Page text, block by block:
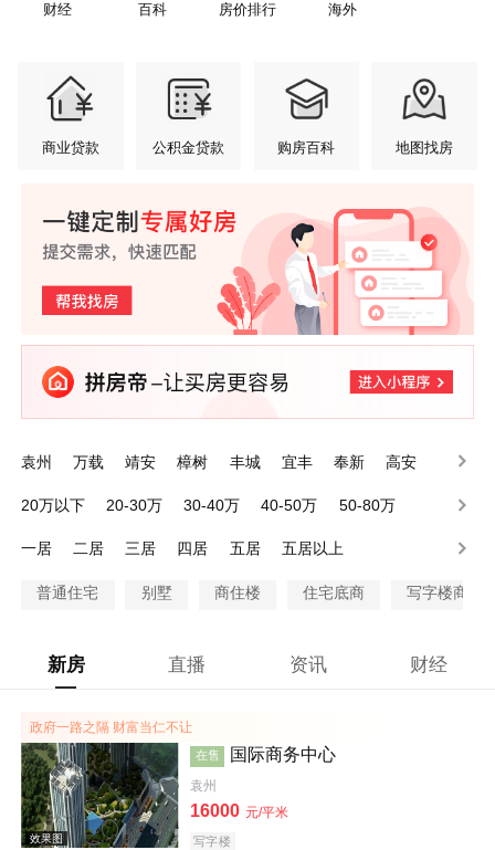
财经 百科 房价排行 海外
商业贷款 公积金贷款 购房百科 地图找房
袁州 万载 靖安 樟树 丰城 宜丰 奉新
高安
20万以下
20-30万 30-40万 40-50万
50-80万
一居
二居 三居 四居 五居 五居以上
普通住宅 别墅 商住楼 住宅底商 写字楼商铺
新房 直播 资讯 财经
政府一路之隔 财富当仁不让
在售 国际商务中心
袁州
16000 元/平米
写字楼